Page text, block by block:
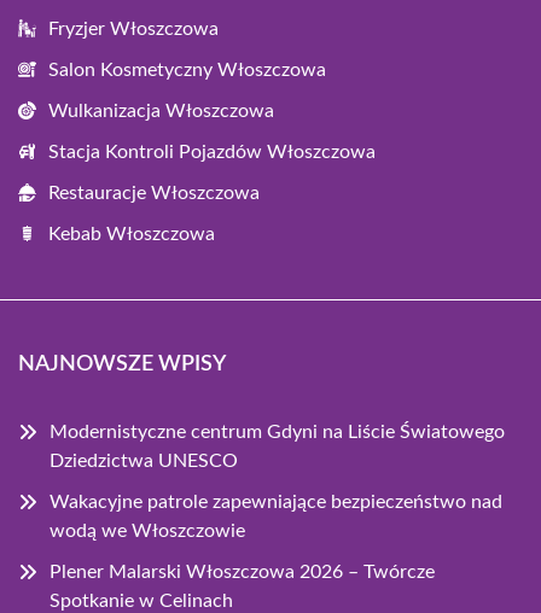
Fryzjer Włoszczowa
Salon Kosmetyczny Włoszczowa
Wulkanizacja Włoszczowa
Stacja Kontroli Pojazdów Włoszczowa
Restauracje Włoszczowa
Kebab Włoszczowa
NAJNOWSZE WPISY
Modernistyczne centrum Gdyni na Liście Światowego
Dziedzictwa UNESCO
Wakacyjne patrole zapewniające bezpieczeństwo nad
wodą we Włoszczowie
Plener Malarski Włoszczowa 2026 – Twórcze
Spotkanie w Celinach